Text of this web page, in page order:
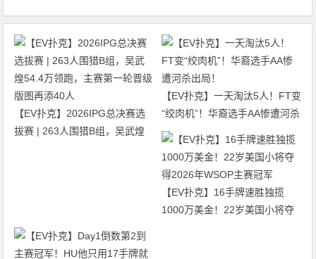
【EV扑克】2026IPG总决赛选
拔赛 | 263人围猎B组，吴武煌
【EV扑克】一天淘汰5人！FT变
“绞肉机”！华裔选手AA惨遭河杀
出局！
【EV扑克】16手牌速胜独揽
1000万美金！22岁美国小将夺